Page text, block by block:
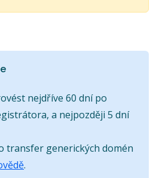
nejdříve 60 dní po
a nejpozději 5 dní
transfer generických domén
.